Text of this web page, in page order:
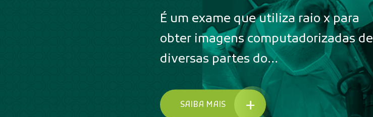
É um exame que utiliza raio x para
obter imagens computadorizadas de
diversas partes do...
SAIBA MAIS +